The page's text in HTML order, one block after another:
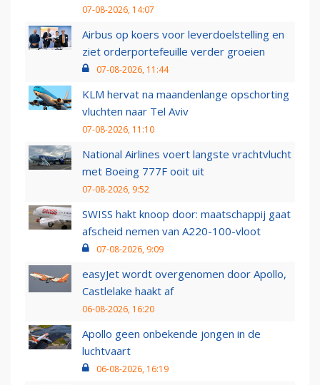
07-08-2026, 14:07
Airbus op koers voor leverdoelstelling en
ziet orderportefeuille verder groeien
07-08-2026, 11:44
KLM hervat na maandenlange opschorting
vluchten naar Tel Aviv
07-08-2026, 11:10
National Airlines voert langste vrachtvlucht
met Boeing 777F ooit uit
07-08-2026, 9:52
SWISS hakt knoop door: maatschappij gaat
afscheid nemen van A220-100-vloot
07-08-2026, 9:09
easyJet wordt overgenomen door Apollo,
Castlelake haakt af
06-08-2026, 16:20
Apollo geen onbekende jongen in de
luchtvaart
06-08-2026, 16:19